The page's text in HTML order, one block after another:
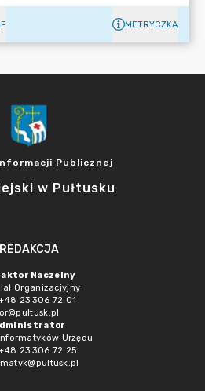
METRYCZKA
Publicznej
w Pułtusku
REDAKCJA
Naczelny
Organizacjyjny
23 306 72 01
or@pultusk.pl
Urzędu
23 306 72 25